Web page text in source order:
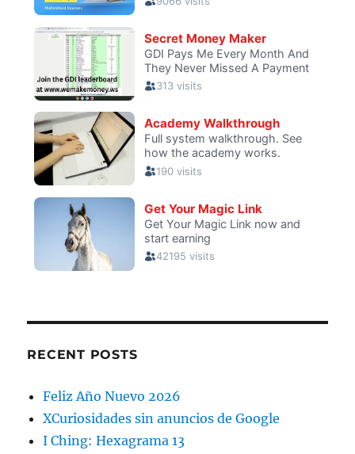
RECENT POSTS
Feliz Año Nuevo 2026
XCuriosidades sin anuncios de Google
I Ching: Hexagrama 13